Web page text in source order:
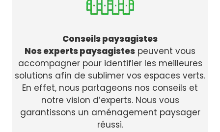
Conseils paysagistes
Nos experts paysagistes peuvent vous
accompagner pour identifier les meilleures
solutions afin de sublimer vos espaces verts.
En effet, nous partageons nos conseils et
notre vision d’experts. Nous vous
garantissons un aménagement paysager
réussi.